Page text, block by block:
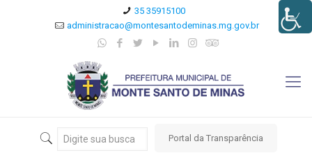
35 35915100
administracao@montesantodeminas.mg.gov.br
Portal da Transparência